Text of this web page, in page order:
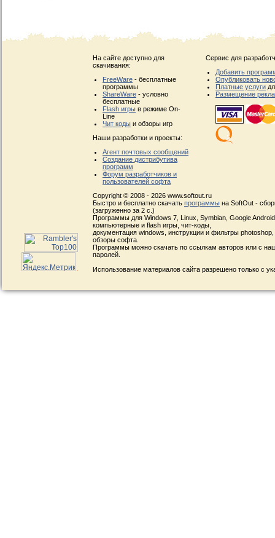
На сайте доступно для
скачивания:
FreeWare - бесплатные
программы
ShareWare - условно
бесплатные
Flash игры в режиме On-
Line
Чит коды и обзоры игр
Наши разработки и проекты:
Агент почтовых сообщений
Создание дистрибутива
программ
Форум разработчиков и
пользователей софта
Сервис для
Добавить
Опубликовать
Платные услуги
Размещение
Copyright © 2008 - 2026 www.softout.ru
Быстро и бесплатно скачать программы на SoftOut -
(загруженно за 2 с.)
Программы для Windows 7, Linux, Symbian, Google
компьютерные и flash игры, чит-коды,
документация windows, инструкции и фильтры
обзоры софта.
Программы можно скачать по ссылкам авторов или с
паролей.
Использование материалов сайта разрешено только с